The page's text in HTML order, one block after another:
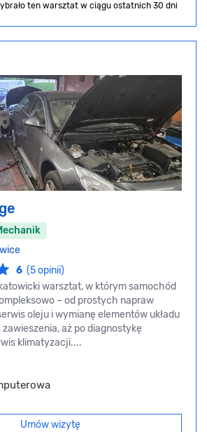
ten warsztat w ciągu ostatnich 30 dni
6 (5 opinii)
warsztat, w którym samochód
– od prostych napraw
oleju i wymianę elementów układu
aż po diagnostykę
klimatyzacji....
Umów wizytę